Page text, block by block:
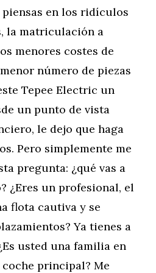
en los ridículos
la matriculación a
menores costes de
número de piezas
Tepee Electric un
un punto de vista
le dejo que haga
Pero simplemente me
pregunta: ¿qué vas a
¿Eres un profesional, el
flota cautiva y se
Ya tienes a
usted una familia en
principal? Me